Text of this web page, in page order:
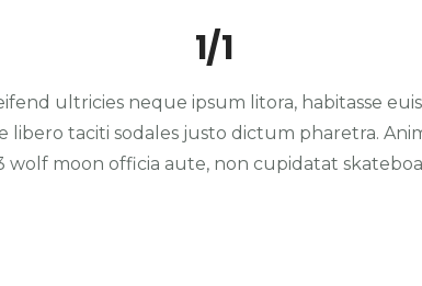
1/1
ultricies neque ipsum litora, habitasse
libero taciti sodales justo dictum pharetra.
wolf moon officia aute, non cupidatat